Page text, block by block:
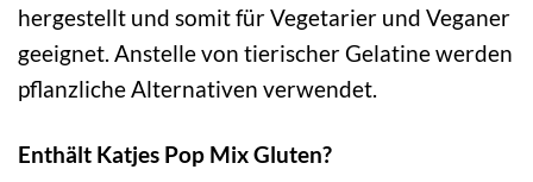
hergestellt und somit für Vegetarier und Veganer
geeignet. Anstelle von tierischer Gelatine werden
pflanzliche Alternativen verwendet.
Enthält Katjes Pop Mix Gluten?